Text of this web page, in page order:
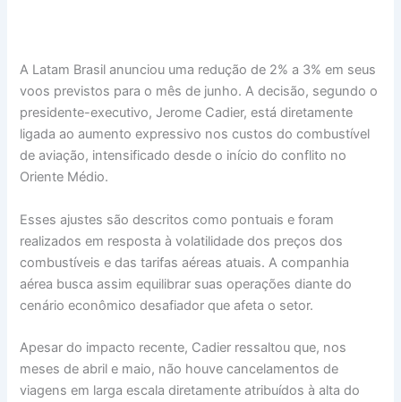
A Latam Brasil anunciou uma redução de 2% a 3% em seus
voos previstos para o mês de junho. A decisão, segundo o
presidente-executivo, Jerome Cadier, está diretamente
ligada ao aumento expressivo nos custos do combustível
de aviação, intensificado desde o início do conflito no
Oriente Médio.
Esses ajustes são descritos como pontuais e foram
realizados em resposta à volatilidade dos preços dos
combustíveis e das tarifas aéreas atuais. A companhia
aérea busca assim equilibrar suas operações diante do
cenário econômico desafiador que afeta o setor.
Apesar do impacto recente, Cadier ressaltou que, nos
meses de abril e maio, não houve cancelamentos de
viagens em larga escala diretamente atribuídos à alta do